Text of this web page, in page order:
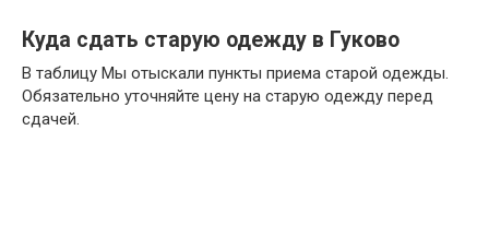
Куда сдать старую одежду в Гуково
В таблицу Мы отыскали пункты приема старой одежды.
Обязательно уточняйте цену на старую одежду перед
сдачей.